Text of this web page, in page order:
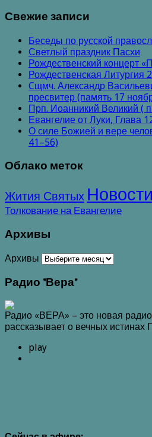
Свежие записи
Беседы по русской
Светлый праздник Пасхи
Рождественский концерт
Рождественская Литургия
Cщмч. Александр
пресвитер (память 17
Прп. Иоанникий Великий (
Евангелие от Луки, Глава
О силе Божией и вере
41–56)
Облако меток
Жития Святых Новости
Толкование на Евангелие
Архивы
Архивы
Радио "Вера"
Радио «ВЕРА» – это новая
рассказывает о вечных
play